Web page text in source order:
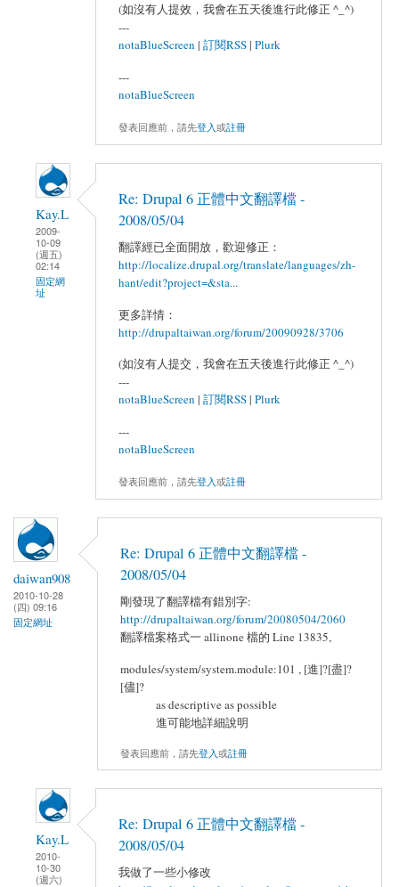
(如沒有人提效，我會在五天後進行此修正 ^_^)
---
notaBlueScreen | 訂閱RSS| Plurk
---
notaBlueScreen
發表回應前，請先登入或註冊
Kay.L
2009-
10-09
(週五)
02:14
固定網
址
Re: Drupal 6 正體中文翻譯檔 -
2008/05/04
翻譯經已全面開放，歡迎修正：
http://localize.drupal.org/translate/languages/zh-
hant/edit?project=&sta...
更多詳情：
http://drupaltaiwan.org/forum/20090928/3706
(如沒有人提交，我會在五天後進行此修正 ^_^)
---
notaBlueScreen | 訂閱RSS| Plurk
---
notaBlueScreen
發表回應前，請先登入或註冊
daiwan908
2010-10-28
(四) 09:16
固定網址
Re: Drupal 6 正體中文翻譯檔 -
2008/05/04
剛發現了翻譯檔有錯別字:
http://drupaltaiwan.org/forum/20080504/2060
翻譯檔案格式一 allinone 檔的 Line 13835,
modules/system/system.module:101 , [進]?[盡]?
[儘]?
as descriptive as possible
進可能地詳細說明
發表回應前，請先登入或註冊
Kay.L
2010-
10-30
(週六)
Re: Drupal 6 正體中文翻譯檔 -
2008/05/04
我做了一些小修改